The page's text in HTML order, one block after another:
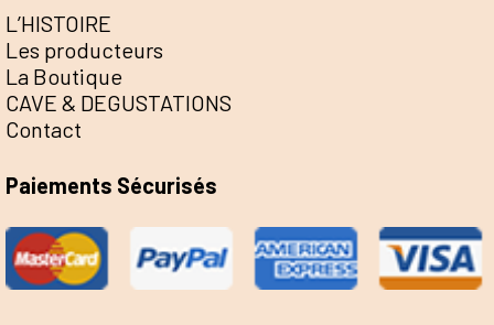
L’HISTOIRE
Les producteurs
La Boutique
CAVE & DEGUSTATIONS
Contact
Paiements Sécurisés